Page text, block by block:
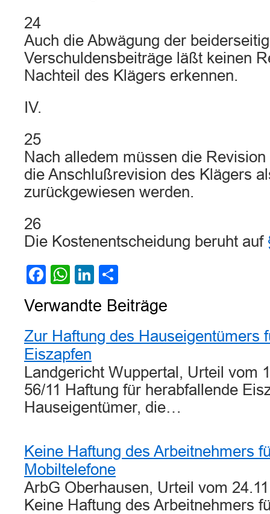
24
Auch die Abwägung der
Verschuldensbeiträge läßt keinen
Nachteil des Klägers erkennen.
IV.
25
Nach alledem müssen die
die Anschlußrevision des Klägers
zurückgewiesen werden.
26
Die Kostenentscheidung beruht auf
Facebook
WhatsApp
LinkedIn
Verwandte Beiträge
Zur Haftung des Hauseigentümers
Eiszapfen
Landgericht Wuppertal, Urteil vom
56/11 Haftung für herabfallende
Hauseigentümer, die…
Keine Haftung des Arbeitnehmers
Mobiltelefone
ArbG Oberhausen, Urteil vom
Keine Haftung des Arbeitnehmers